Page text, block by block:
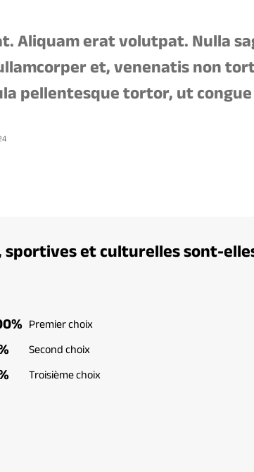
Aliquam erat volutpat. Nulla
et, venenatis non
pellentesque tortor, ut
et culturelles sont-
Premier choix
Second choix
Troisième choix